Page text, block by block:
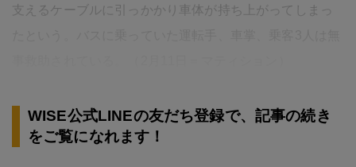
支えるケーブルに引っかかり車体が持ち上がってしまっ
WISE公式LINEの友だち登録で、記事の続き
をご覧になれます！